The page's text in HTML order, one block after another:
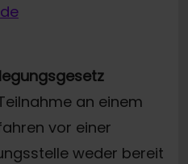
an einem
vor einer
weder bereit